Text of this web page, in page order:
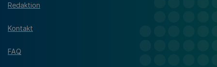
Redaktion
Kontakt
FAQ